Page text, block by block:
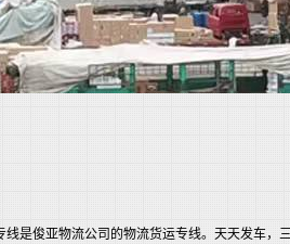
线是俊亚物流公司的物流货运专线。天天发车